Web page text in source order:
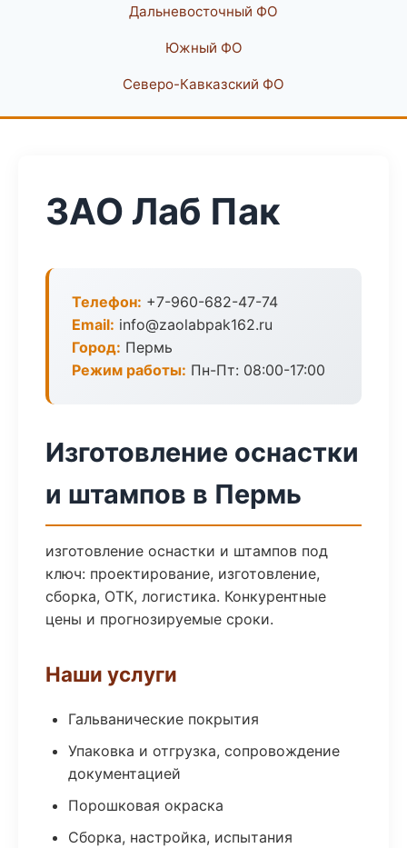
Дальневосточный ФО
Южный ФО
Северо-Кавказский ФО
ЗАО Лаб Пак
Телефон: +7-960-682-47-74
Email: info@zaolabpak162.ru
Город: Пермь
Режим работы: Пн-Пт: 08:00-17:00
Изготовление оснастки
и штампов в Пермь
изготовление оснастки и штампов под
ключ: проектирование, изготовление,
сборка, ОТК, логистика. Конкурентные
цены и прогнозируемые сроки.
Наши услуги
Гальванические покрытия
Упаковка и отгрузка, сопровождение
документацией
Порошковая окраска
Сборка, настройка, испытания